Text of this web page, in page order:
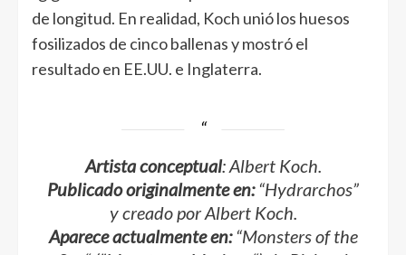
de longitud. En realidad, Koch unió los huesos
fosilizados de cinco ballenas y mostró el
resultado en EE.UU. e Inglaterra.
Artista conceptual: Albert Koch.
Publicado originalmente en:“Hydrarchos”
y creado por Albert Koch.
Aparece actualmente en:“Monsters of the